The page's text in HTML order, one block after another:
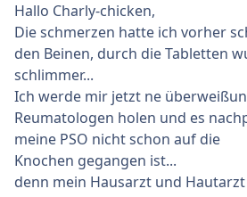
Hallo Charly-chicken,
Die schmerzen hatte ich vorher
den Beinen, durch die Tabletten
schlimmer...
Ich werde mir jetzt ne
Reumatologen holen und es
meine PSO nicht schon auf die
Knochen gegangen ist...
denn mein Hausarzt und